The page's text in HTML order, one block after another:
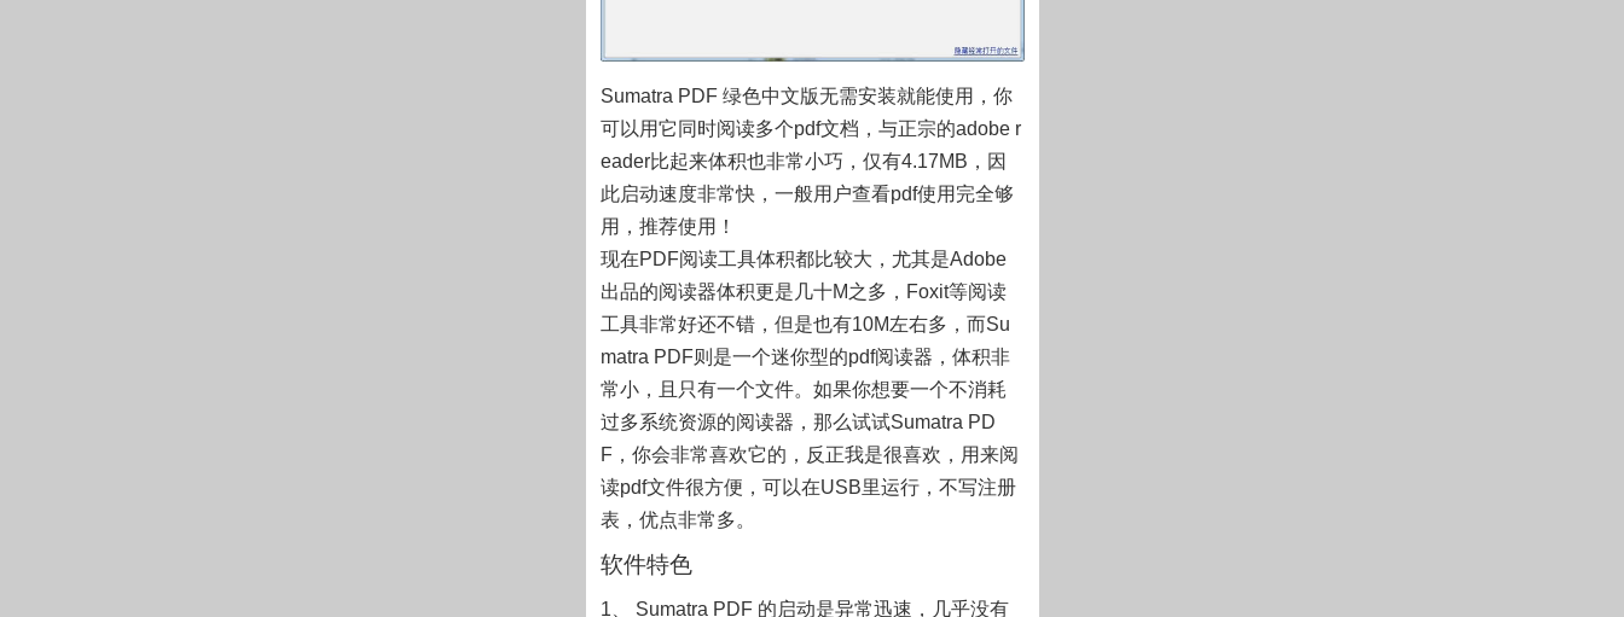
Sumatra PDF 绿色中文版无需安装就能使用，你
可以用它同时阅读多个pdf文档，与正宗的adobe r
eader比起来体积也非常小巧，仅有4.17MB，因
此启动速度非常快，一般用户查看pdf使用完全够
用，推荐使用！
现在PDF阅读工具体积都比较大，尤其是Adobe
出品的阅读器体积更是几十M之多，Foxit等阅读
工具非常好还不错，但是也有10M左右多，而Su
matra PDF则是一个迷你型的pdf阅读器，体积非
常小，且只有一个文件。如果你想要一个不消耗
过多系统资源的阅读器，那么试试Sumatra PD
F，你会非常喜欢它的，反正我是很喜欢，用来阅
读pdf文件很方便，可以在USB里运行，不写注册
表，优点非常多。
软件特色
1、 Sumatra PDF 的启动是异常迅速，几乎没有